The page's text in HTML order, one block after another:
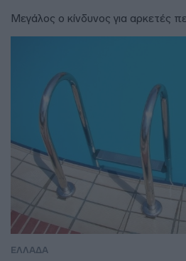
Μεγάλος ο κίνδυνος για αρκετές
ΕΛΛΑΔΑ